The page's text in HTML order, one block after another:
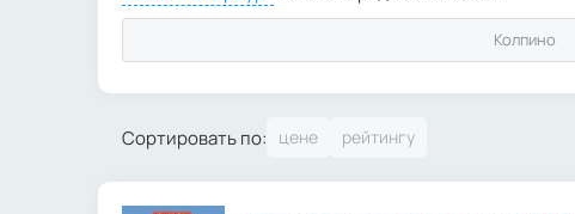
Колпино
Сортировать по: